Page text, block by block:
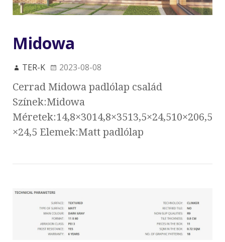
Midowa
TER-K 2023-08-08
Cerrad Midowa padlólap család
Színek:Midowa
Méretek:14,8×3014,8×3513,5×24,510×206,5
×24,5 Elemek:Matt padlólap